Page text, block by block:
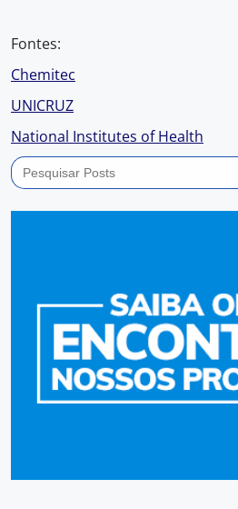
Fontes:
Chemitec
UNICRUZ
National Institutes of Health
Search
for: